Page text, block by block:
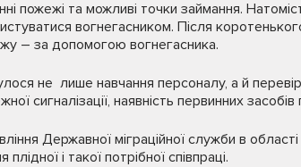
пожежі та можливі точки займання.
вогнегасником. Після
– за допомогою вогнегасника.
не лише навчання персоналу, а й
сигналізації, наявність первинних
Державної міграційної служби в
і такої потрібної співпраці.